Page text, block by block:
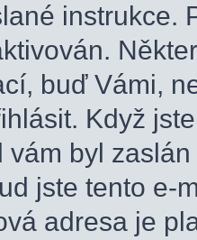
instrukce.
buď Vámi,
Když
vám byl
jste tento e-
adresa je